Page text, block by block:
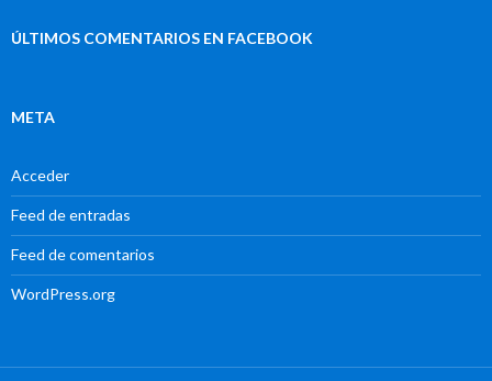
ÚLTIMOS COMENTARIOS EN FACEBOOK
META
Acceder
Feed de entradas
Feed de comentarios
WordPress.org